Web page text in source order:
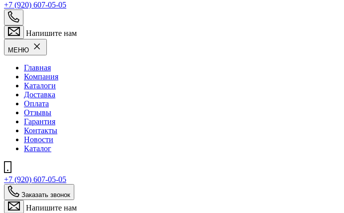
+7 (920) 607-05-05
Напишите нам
МЕНЮ
Главная
Компания
Каталоги
Доставка
Оплата
Отзывы
Гарантия
Контакты
Новости
Каталог
+7 (920) 607-05-05
Заказать звонок
Напишите нам